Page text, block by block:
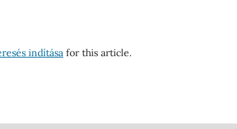
indítása for this article.